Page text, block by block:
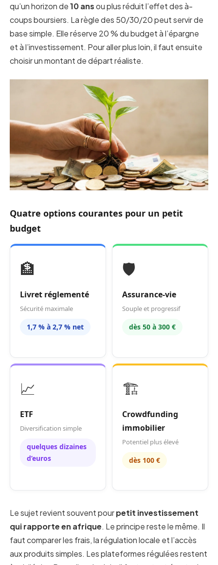
qu’un horizon de10 ansou plus réduit l’effet des à-
coups boursiers. La règle des 50/30/20 peut servir de
base simple. Elle réserve 20 % du budget à l’épargne
et à l’investissement. Pour aller plus loin, il faut ensuite
choisir un montant de départ réaliste.
Quatre options courantes pour un petit
budget
🏦
Livret réglementé
Sécurité maximale
1,7 % à 2,7 % net
🛡️
Assurance-vie
Souple et progressif
dès 50 à 300 €
📈
ETF
Diversification simple
quelques dizaines
d’euros
🏗️
Crowdfunding
immobilier
Potentiel plus élevé
dès 100 €
Le sujet revient souvent pourpetit investissement
qui rapporte en afrique. Le principe reste le même. Il
faut comparer les frais, la régulation locale et l’accès
aux produits simples. Les plateformes régulées restent